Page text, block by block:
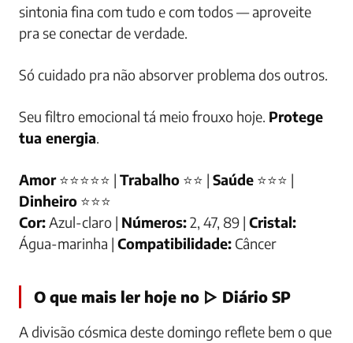
sintonia fina com tudo e com todos — aproveite
pra se conectar de verdade.
Só cuidado pra não absorver problema dos outros.
Seu filtro emocional tá meio frouxo hoje. Protege
tua energia.
Amor⭐⭐⭐⭐⭐ | Trabalho ⭐⭐ | Saúde ⭐⭐⭐ |
Dinheiro ⭐⭐⭐
Cor:Azul-claro | Números:2, 47, 89 | Cristal:
Água-marinha | Compatibilidade: Câncer
O que mais ler hoje no ▷ Diário SP
A divisão cósmica deste domingo reflete bem o que